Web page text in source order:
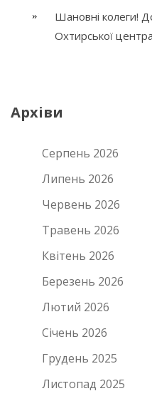
Шановні колеги!
Охтирської
Архіви
Серпень 2026
Липень 2026
Червень 2026
Травень 2026
Квітень 2026
Березень 2026
Лютий 2026
Січень 2026
Грудень 2025
Листопад 2025